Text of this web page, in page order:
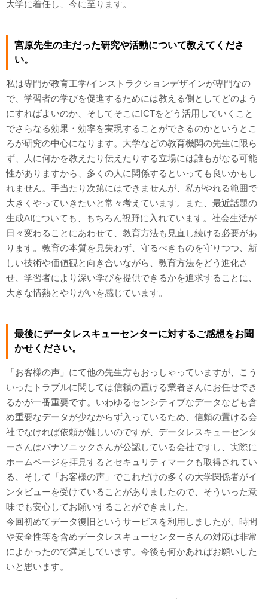
大学に着任し、今に至ります。
宮原先生の主だった研究や活動について教えてくださ
い。
私は専門が教育工学/インストラクションデザインが専門なの
で、学習者の学びを促進するためには教える側としてどのよう
にすればよいのか、そしてそこにICTをどう活用していくこと
でさらなる効果・効率を実現することができるのかというとこ
ろが研究の中心になります。大学などの教育機関の先生に限ら
ず、人に何かを教えたり伝えたりする立場には誰もがなる可能
性がありますから、多くの人に関係するといっても良いかもし
れません。手当たり次第にはできませんが、私がやれる範囲で
大きくやっていきたいと常々考えています。また、最近話題の
生成AIについても、もちろん視野に入れています。社会生活が
日々変わることにあわせて、教育方法も見直し続ける必要があ
ります。教育の本質を見失わず、守るべきものを守りつつ、新
しい技術や価値観と向き合いながら、教育方法をどう進化さ
せ、学習者により深い学びを提供できるかを追求することに、
大きな情熱とやりがいを感じています。
最後にデータレスキューセンターに対するご感想をお聞
かせください。
「お客様の声」にて他の先生方もおっしゃっていますが、こう
いったトラブルに関しては信頼の置ける業者さんにお任せでき
るかが一番重要です。いわゆるセンシティブなデータなども含
め重要なデータが少なからず入っているため、信頼の置ける会
社でなければ依頼が難しいのですが、データレスキューセンタ
ーさんはパナソニックさんが公認している会社ですし、実際に
ホームページを拝見するとセキュリティマークも取得されてい
る、そして「お客様の声」でこれだけの多くの大学関係者がイ
ンタビューを受けていることがありましたので、そういった意
味でも安心してお願いすることができました。
今回初めてデータ復旧というサービスを利用しましたが、時間
や安全性等を含めデータレスキューセンターさんの対応は非常
によかったので満足しています。今後も何かあればお願いした
いと思います。